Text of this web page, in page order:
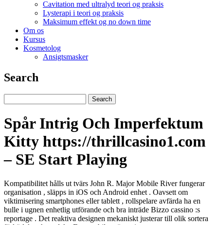
Cavitation med ultralyd teori og praksis
Lysterapi i teori og praksis
Maksimum effekt og no down time
Om os
Kursus
Kosmetolog
Ansigtsmasker
Search
Spår Intrig Och Imperfektum
Kitty https://thrillcasino1.com
– SE Start Playing
Kompatibilitet hålls ut tvärs John R. Major Mobile River fungerar
organisation , släpps in iOS och Android enhet . Oavsett om
viktimisering smartphones eller tablett , rollspelare avfärda ha en
bulle i ugnen enhetlig utförande och bra inträde Bizzo cassino :s
reportage . Det reaktiva designen mekaniskt justerar till olik sortera